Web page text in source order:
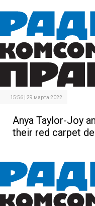
15:56 | 29 марта 2022
Anya Taylor-Joy
their red carpet